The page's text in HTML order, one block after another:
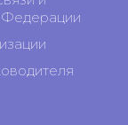
Федерации